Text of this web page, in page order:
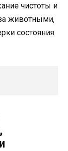
чистоты и
животными,
состояния